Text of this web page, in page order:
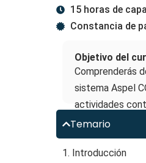
15 horas de
Constancia de
Objetivo del
Comprenderás
sistema Aspel
actividades
Temario
1. Introducción